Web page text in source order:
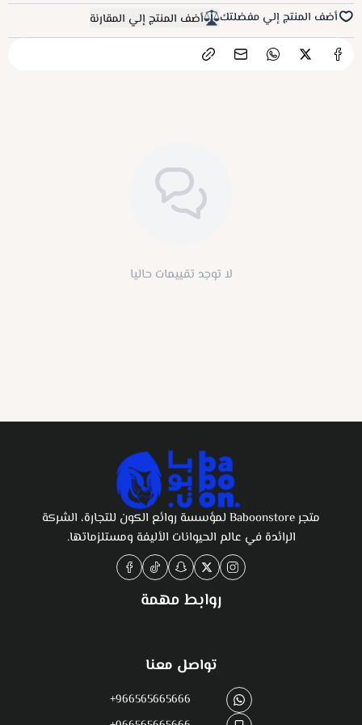
أضف المنتج إلي مفضلتك أضف المنتج إلي المقارنة
لا توجد تقييمات حاليا
متجر Baboonstore لمؤسسة روائع الكون للتجارة، الشركة
الرائدة في عالم الحيوانات الأليفة ومستلزماتها.
روابط مهمة
تواصل معنا
+966565665666